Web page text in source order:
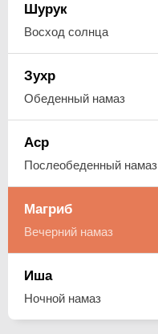
Шурук
Восход солнца
Зухр
Обеденный намаз
Аср
Послеобеденный намаз
Магриб
Вечерний намаз
Иша
Ночной намаз